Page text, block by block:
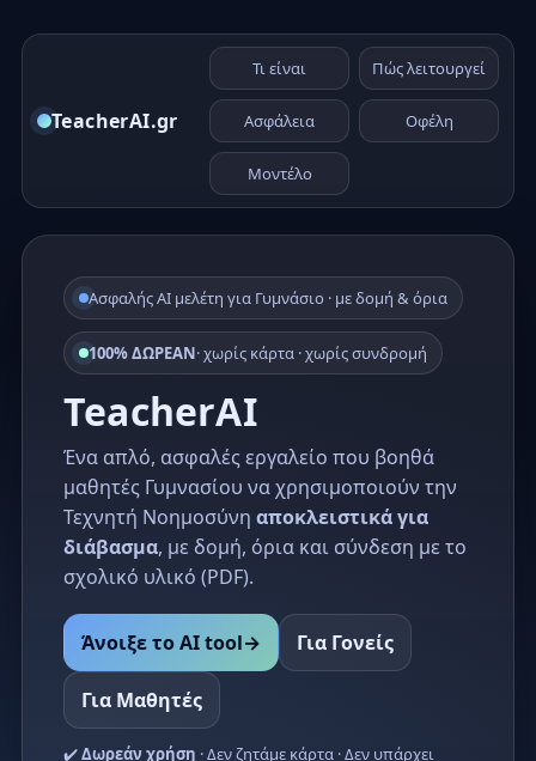
TeacherAI.gr
Τι είναι Πώς λειτουργεί
Ασφάλεια Οφέλη
Μοντέλο
Ασφαλής AI μελέτη για Γυμνάσιο · με δομή & όρια
100% ΔΩΡΕΑΝ· χωρίς κάρτα · χωρίς συνδρομή
TeacherAI
Ένα απλό, ασφαλές εργαλείο που βοηθά
μαθητές Γυμνασίου να χρησιμοποιούν την
Τεχνητή Νοημοσύνη αποκλειστικά για
διάβασμα, με δομή, όρια και σύνδεση με το
σχολικό υλικό (PDF).
Άνοιξε το AI tool→ Για Γονείς
Για Μαθητές
✔️Δωρεάν χρήση · Δεν ζητάμε κάρτα · Δεν υπάρχει